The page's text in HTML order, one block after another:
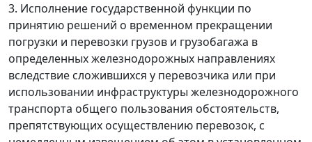
3. Исполнение государственной функции по
принятию решений о временном прекращении
погрузки и перевозки грузов и грузобагажа в
определенных железнодорожных направлениях
вследствие сложившихся у перевозчика или при
использовании инфраструктуры железнодорожного
транспорта общего пользования обстоятельств,
препятствующих осуществлению перевозок, с